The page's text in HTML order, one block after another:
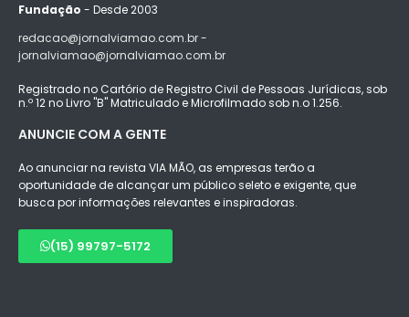
Fundação - Desde 2003
redacao@jornalviamao.com.br -
jornalviamao@jornalviamao.com.br
Registrado no Cartório de Registro Civil de Pessoas Jurídicas, sob
n.º 12 no Livro "B" Matriculado e Microfilmado sob n.o 1.256.
ANUNCIE COM A GENTE
Ao anunciar na revista VIA MÃO, as empresas terão a
oportunidade de alcançar um público seleto e exigente, que
busca por informações relevantes e inspiradoras.
(15) 99797-5172